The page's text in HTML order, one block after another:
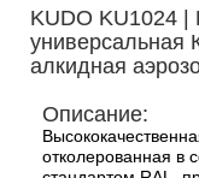
KUDO KU1024
алкидная
Описание:
отколерованная в